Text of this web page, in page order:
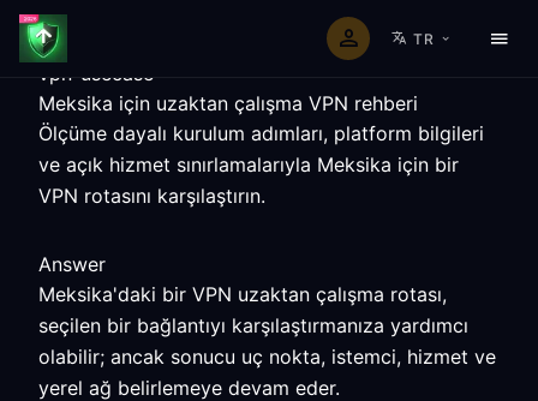
TR
vpn-usecase
Meksika için uzaktan çalışma VPN rehberi
Ölçüme dayalı kurulum adımları, platform bilgileri
ve açık hizmet sınırlamalarıyla Meksika için bir
VPN rotasını karşılaştırın.
Answer
Meksika'daki bir VPN uzaktan çalışma rotası,
seçilen bir bağlantıyı karşılaştırmanıza yardımcı
olabilir; ancak sonucu uç nokta, istemci, hizmet ve
yerel ağ belirlemeye devam eder.